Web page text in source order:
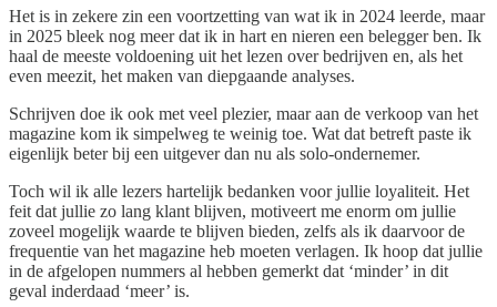
Het is in zekere zin een voortzetting van wat ik in 2024 leerde, maar
in 2025 bleek nog meer dat ik in hart en nieren een belegger ben. Ik
haal de meeste voldoening uit het lezen over bedrijven en, als het
even meezit, het maken van diepgaande analyses.
Schrijven doe ik ook met veel plezier, maar aan de verkoop van het
magazine kom ik simpelweg te weinig toe. Wat dat betreft paste ik
eigenlijk beter bij een uitgever dan nu als solo-ondernemer.
Toch wil ik alle lezers hartelijk bedanken voor jullie loyaliteit. Het
feit dat jullie zo lang klant blijven, motiveert me enorm om jullie
zoveel mogelijk waarde te blijven bieden, zelfs als ik daarvoor de
frequentie van het magazine heb moeten verlagen. Ik hoop dat jullie
in de afgelopen nummers al hebben gemerkt dat ‘minder’ in dit
geval inderdaad ‘meer’ is.